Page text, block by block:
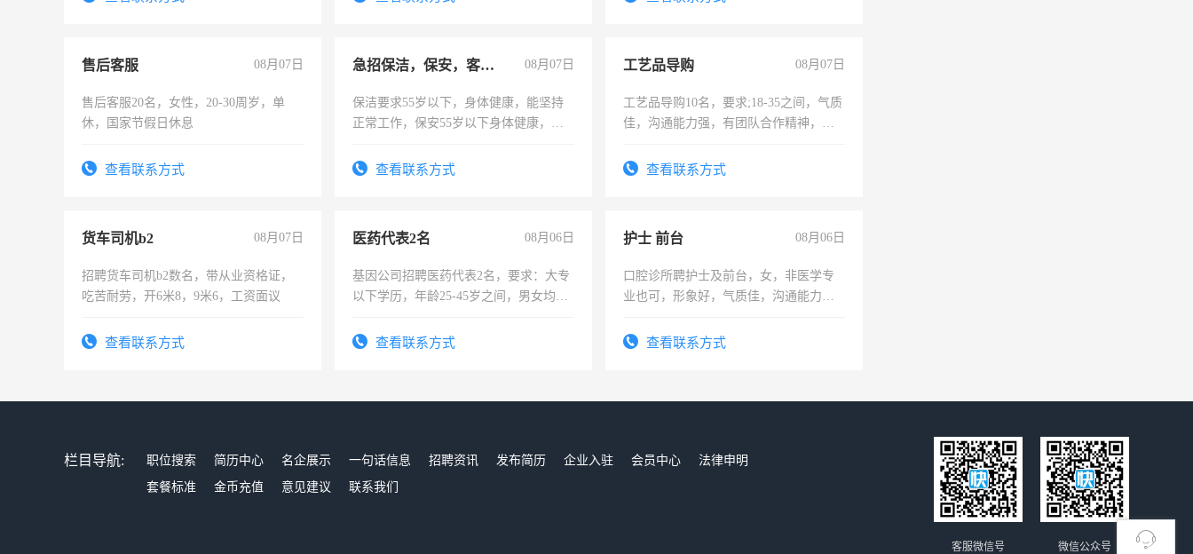
售后客服 08月07日
售后客服20名，女性，20-30周岁，单
休，国家节假日休息
查看联系方式
急招保洁，保安，客服，工程 08月07日
保洁要求55岁以下，身体健康，能坚持
正常工作，保安55岁以下身体健康，有
录，客服要求45岁以下高中以上文化，
查看联系方式
工艺品导购 08月07日
工艺品导购10名，要求;18-35之间，气质
佳，沟通能力强，有团队合作精神，有
查看联系方式
货车司机b2 08月07日
招聘货车司机b2数名，带从业资格证，
吃苦耐劳，开6米8，9米6，工资面议
查看联系方式
医药代表2名 08月06日
基因公司招聘医药代表2名，要求：大专
以下学历，年龄25-45岁之间，男女均
表或者有医学资质的优先，底薪+绩效，
查看联系方式
护士 前台 08月06日
口腔诊所聘护士及前台，女，非医学专
业也可，形象好，气质佳，沟通能力
查看联系方式
栏目导航: 职位搜索 简历中心 名企展示 一句话信息 招聘资讯 发布简历 企业入驻 会员中心
法律申明
套餐标准
金币充值 意见建议 联系我们
微信公众号
客服微信号